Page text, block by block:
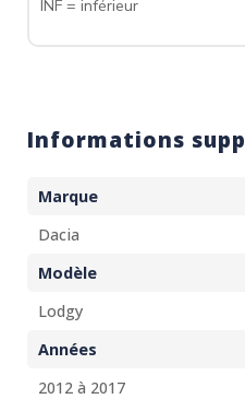
INF = inférieur
Informations
Marque
Dacia
Modèle
Lodgy
Années
2012 à 2017